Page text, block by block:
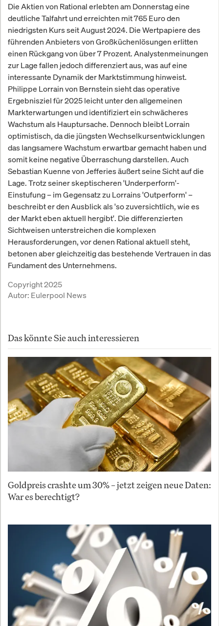
Die Aktien von Rational erlebten am Donnerstag eine
deutliche Talfahrt und erreichten mit 765 Euro den
niedrigsten Kurs seit August 2024. Die Wertpapiere des
führenden Anbieters von Großküchenlösungen erlitten
einen Rückgang von über 7 Prozent. Analystenmeinungen
zur Lage fallen jedoch differenziert aus, was auf eine
interessante Dynamik der Marktstimmung hinweist.
Philippe Lorrain von Bernstein sieht das operative
Ergebnisziel für 2025 leicht unter den allgemeinen
Markterwartungen und identifiziert ein schwächeres
Wachstum als Hauptursache. Dennoch bleibt Lorrain
optimistisch, da die jüngsten Wechselkursentwicklungen
das langsamere Wachstum erwartbar gemacht haben und
somit keine negative Überraschung darstellen. Auch
Sebastian Kuenne von Jefferies äußert seine Sicht auf die
Lage. Trotz seiner skeptischeren 'Underperform'-
Einstufung – im Gegensatz zu Lorrains 'Outperform' –
beschreibt er den Ausblick als 'so zuversichtlich, wie es
der Markt eben aktuell hergibt'. Die differenzierten
Sichtweisen unterstreichen die komplexen
Herausforderungen, vor denen Rational aktuell steht,
betonen aber gleichzeitig das bestehende Vertrauen in das
Fundament des Unternehmens.
Copyright 2025
Autor: Eulerpool News
Das könnte Sie auch interessieren
Goldpreis crashte um 30% – jetzt zeigen neue Daten:
War es berechtigt?